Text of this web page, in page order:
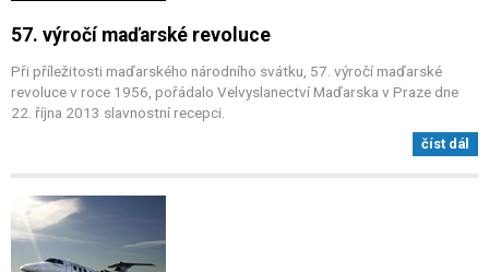
57. výročí maďarské revoluce
Při příležitosti maďarského národního svátku, 57. výročí maďarské
revoluce v roce 1956, pořádalo Velvyslanectví Maďarska v Praze dne
22. října 2013 slavnostní recepci.
číst dál